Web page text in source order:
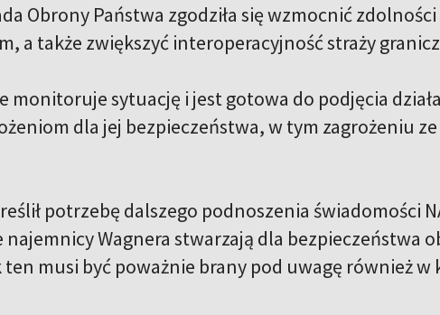
Obrony Państwa zgodziła się wzmocnić
a także zwiększyć interoperacyjność straży
monitoruje sytuację i jest gotowa do podjęcia
dla jej bezpieczeństwa, w tym zagrożeniu
potrzebę dalszego podnoszenia świadomości
najemnicy Wagnera stwarzają dla bezpieczeństwa
ten musi być poważnie brany pod uwagę również